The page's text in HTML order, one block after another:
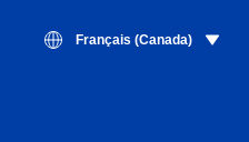
Français (Canada)